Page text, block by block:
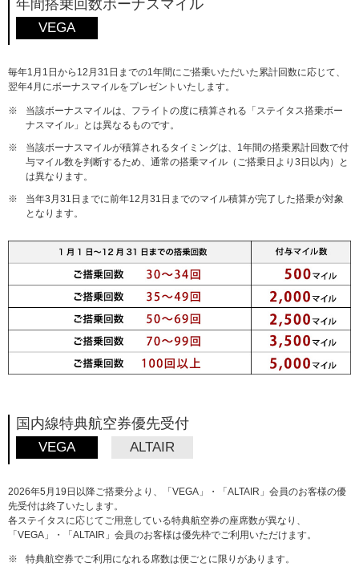
年間搭乗回数ボーナスマイル
VEGA
毎年1月1日から12月31日までの1年間にご搭乗いただいた累計回数に応じて、
翌年4月にボーナスマイルをプレゼントいたします。
※
当該ボーナスマイルは、フライトの度に積算される「ステイタス搭乗ボー
ナスマイル」とは異なるものです。
※
当該ボーナスマイルが積算されるタイミングは、1年間の搭乗累計回数で付
与マイル数を判断するため、通常の搭乗マイル（ご搭乗日より3日以内）と
は異なります。
※
当年3月31日までに前年12月31日までのマイル積算が完了した搭乗が対象
となります。
国内線特典航空券優先受付
VEGA ALTAIR
2026年5月19日以降ご搭乗分より、「VEGA」・「ALTAIR」会員のお客様の優
先受付は終了いたします。
各ステイタスに応じてご用意している特典航空券の座席数が異なり、
「VEGA」・「ALTAIR」会員のお客様は優先枠でご利用いただけます。
※
特典航空券でご利用になれる席数は便ごとに限りがあります。